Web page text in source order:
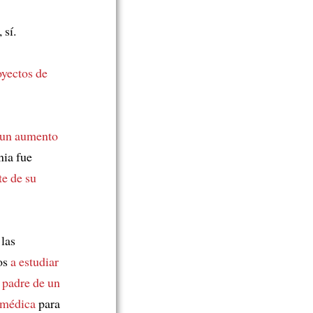
, sí.
de
aumento
fue
de su
a estudiar
de un
para